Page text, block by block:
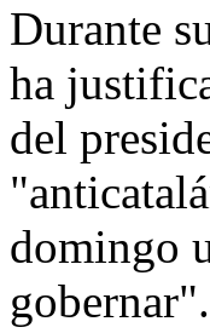
Durante
ha
del
domingo
gobernar".